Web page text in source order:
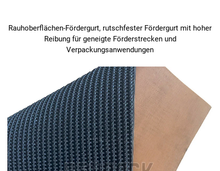
Rauhoberflächen-Fördergurt, rutschfester Fördergurt mit hoher
Reibung für geneigte Förderstrecken und
Verpackungsanwendungen